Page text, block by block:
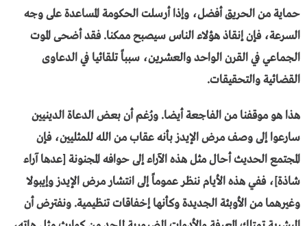
حماية من الحريق أفضل، وإذا أرسلت الحكومة المساعدة على وجه
السرعة، فإن إنقاذ هؤلاء الناس سيصبح ممكنا. فقد أضحى الموت
الجماعي في القرن الواحد والعشرين، سبباً تلقائيا في الدعاوى
القضائية والتحقيقات.
هذا هو موقفنا من الفاجعة أيضا. ورُغم أن بعض الدعاة الدينيين
سارعوا إلى وصف مرض الإيدز بأنه عقاب من الله للمثليين، فإن
المجتمع الحديث أحال مثل هذه الآراء إلى حوافه المجنونة [عدها آراء
شاذة]، ففي هذه الأيام ننظر عموماً إلى انتشار مرض الإيدز وإيبولا
وغيرهما من الأوبئة الجديدة وكأنها إخفاقات تنظيمية. ونفترض أن